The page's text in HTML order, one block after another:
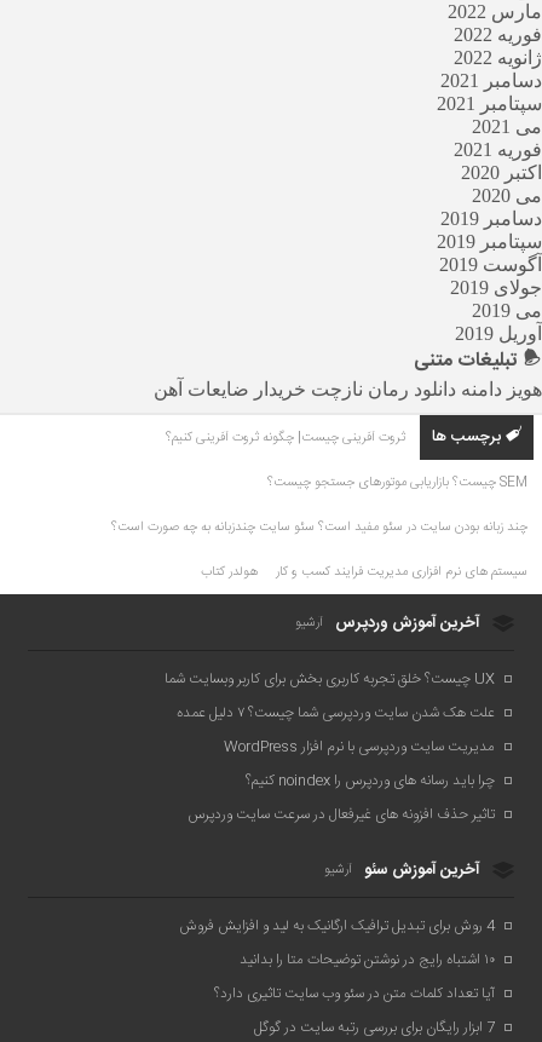
مارس 2022
فوریه 2022
ژانویه 2022
دسامبر 2021
سپتامبر 2021
می 2021
فوریه 2021
اکتبر 2020
می 2020
دسامبر 2019
سپتامبر 2019
آگوست 2019
جولای 2019
می 2019
آوریل 2019
تبلیغاتمتنی
هویز دامنه دانلود رمان نازچت خریدار ضایعات آهن
برچسب ها ثروت آفرینی چیست| چگونه ثروت آفرینی کنیم؟
SEM چیست؟ بازاریابی موتورهای جستجو چیست؟
چند زبانه بودن سایت در سئو مفید است؟ سئو سایت چندزبانه به چه صورت است؟
سیستم های نرم افزاری مدیریت فرایند کسب و کار هولدر کتاب
آخرین آموزش وردپرس آرشیو
UX چیست؟ خلق تجربه کاربری بخش برای کاربر وبسایت شما
علت هک شدن سایت وردپرسی شما چیست؟ ۷ دلیل عمده
مدیریت سایت وردپرسی با نرم افزار WordPress
چرا باید رسانه های وردپرس را noindex کنیم؟
تاثیر حذف افزونه های غیرفعال در سرعت سایت وردپرس
آخرین آموزش سئو آرشیو
4 روش برای تبدیل ترافیک ارگانیک به لید و افزایش فروش
۱۰ اشتباه رایج در نوشتن توضیحات متا را بدانید
آیا تعداد کلمات متن در سئو وب سایت تاثیری دارد؟
7 ابزار رایگان برای بررسی رتبه سایت در گوگل